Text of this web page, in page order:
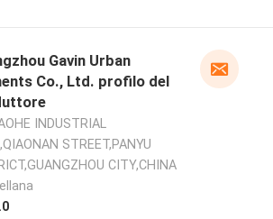
Gavin Urban
Co., Ltd. profilo del
INDUSTRIAL
STREET,PANYU
CITY,CHINA